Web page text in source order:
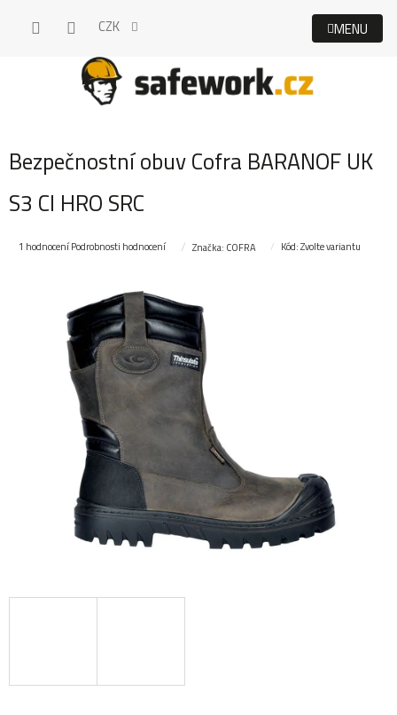
CZK
Bezpečnostní obuv Cofra BARANOF UK
S3 CI HRO SRC
Průměrné
1 hodnoceníPodrobnosti hodnocení Značka: COFRA Kód:Zvolte variantu